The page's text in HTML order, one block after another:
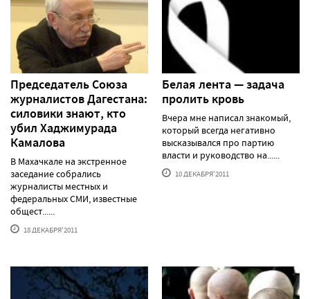
Председатель Союза
журналистов Дагестана:
силовики знают, кто
убил Хаджимурада
Камалова
В Махачкале на экстренное
заседание собрались
журналисты местных и
федеральных СМИ, известные
общест......
18 ДЕКАБРЯ'2011
Белая лента — задача
пролить кровь
Вчера мне написал знакомый,
который всегда негативно
высказывался про партию
власти и руководство на......
10 ДЕКАБРЯ'2011